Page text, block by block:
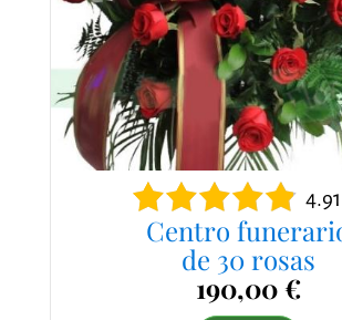
Centro
de 30 rosas
190,00 €